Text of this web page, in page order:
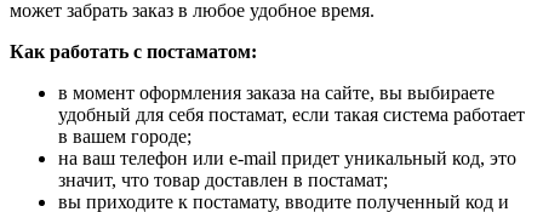
может забрать заказ в любое удобное время.
Как работать с постаматом:
в момент оформления заказа на сайте, вы выбираете
удобный для себя постамат, если такая система работает
в вашем городе;
на ваш телефон или e-mail придет уникальный код, это
значит, что товар доставлен в постамат;
вы приходите к постамату, вводите полученный код и